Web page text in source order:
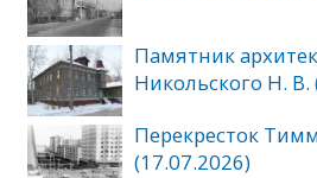
Памятник
Никольского Н. В.
Перекресток
(17.07.2026)